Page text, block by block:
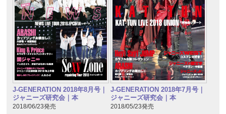
J-GENERATION 2018年8月号｜
ジャニーズ研究会｜本
2018/06/23発売
J-GENERATION 2018年7月号｜
ジャニーズ研究会｜本
2018/05/23発売